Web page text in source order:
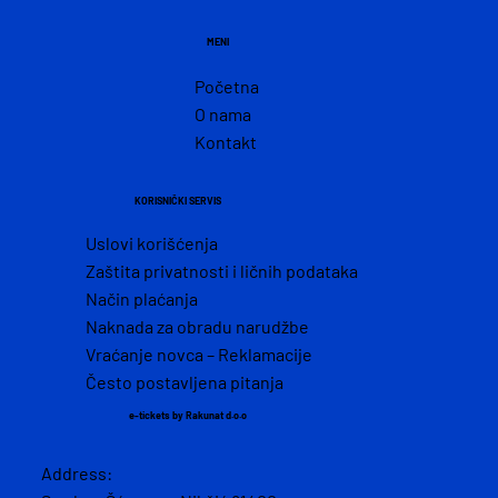
MENI
Početna
O nama
Kontakt
KORISNIČKI SERVIS
Uslovi korišćenja
Zaštita privatnosti i ličnih podataka
Način plaćanja
Naknada za obradu narudžbe
Vraćanje novca – Reklamacije
Često postavljena pitanja
e-tickets by Rakunat d.o.o
Address: